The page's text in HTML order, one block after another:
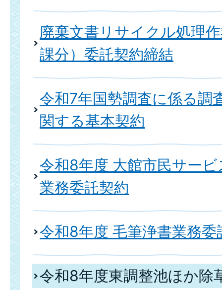
廃棄文書リサイクル処理
課分）委託契約締結
令和7年国勢調査に係る調
関する基本契約
令和8年度 大館市民サー
業務委託契約
令和8年度 毛筆浄書業務委
令和8年度東調整池ほか除